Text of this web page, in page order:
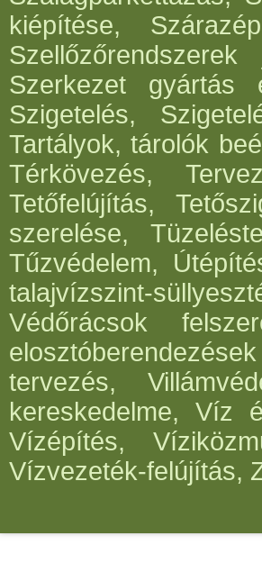
kiépítése,
Szerkezet gyártás
Szigetelés,
Tartályok, tárolók
Térkövezés,
Tetőfelújítás,
szerelése,
Tűzvédelem,
talajvízszint-
Védőrácsok
tervezés,
kereskedelme, Víz
Vízépítés,
Vízvezeték-felújítás,